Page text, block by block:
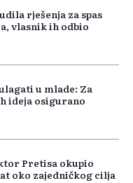
rješenja za spas
vlasnik ih odbio
u mlade: Za
ideja osigurano
Pretisa okupio
oko zajedničkog cilja